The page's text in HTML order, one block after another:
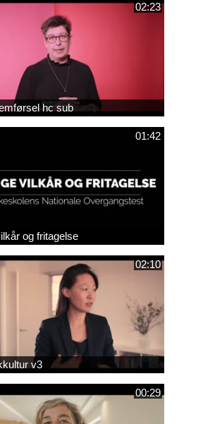
02:23
hc sub
01:42
og fritagelse
02:10
v3
00:29